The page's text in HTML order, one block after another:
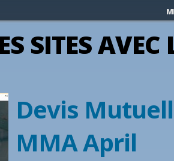
SITES
Devis
MMA April